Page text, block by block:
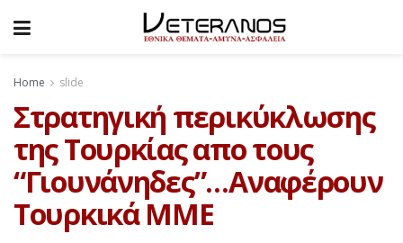
Home slide
Στρατηγική περικύκλωσης
της Τουρκίας απο τους
“Γιουνάνηδες”…Αναφέρουν
Τουρκικά ΜΜΕ